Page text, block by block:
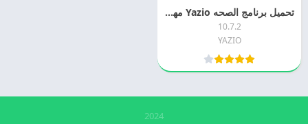
تحميل برنامج الصحه Yazio مهكر اخر تحديث مجانا
10.7.2
YAZIO
2024